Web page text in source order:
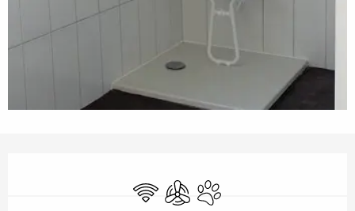
Wifi Met aircoDieren toegelaten